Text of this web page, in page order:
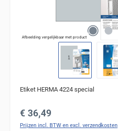
Afbeelding vergelijkbaar met product
Etiket HERMA 4224 special
Normale prijs:
€ 36,49
Prijzen incl. BTW en excl. verzendkosten